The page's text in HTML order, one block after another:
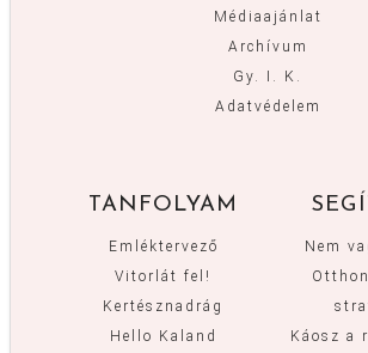
Médiaajánlat
Archívum
Gy. I. K.
Adatvédelem
TANFOLYAM
Emléktervező
Vitorlát fel!
Kertésznadrág
Hello Kaland
Nem
Káosz a